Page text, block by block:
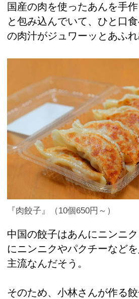
国産の肉を使ったあんを手
と包み込んでいて、ひと口
の肉汁がジュワーッとあふれ
『肉餃子』（10個650円～）
中国の餃子はあんにニンニ
にニンニクやパクチーなど
主流なんだそう。
そのため、小林さんが作る